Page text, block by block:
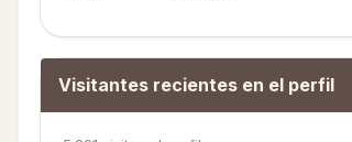
Visitantes recientes en el perfil